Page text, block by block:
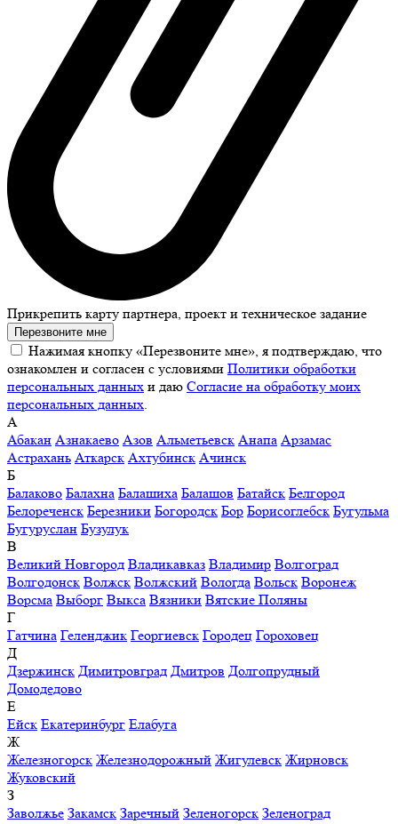
Прикрепить карту партнера, проект и техническое задание
Перезвоните мне
Нажимая кнопку «Перезвоните мне», я подтверждаю, что
ознакомлен и согласен с условиями Политики обработки
персональных данных и даю Согласие на обработку моих
персональных данных
А
Абакан Азнакаево Азов Альметьевск Анапа Арзамас
Астрахань Аткарск Ахтубинск Ачинск
Б
Балаково Балахна Балашиха Балашов Батайск Белгород
Белореченск Березники Богородск Бор Борисоглебск Бугульма
Бугуруслан Бузулук
В
Великий Новгород Владикавказ Владимир Волгоград
Волгодонск Волжск Волжский Вологда Вольск Воронеж
Ворсма Выборг Выкса Вязники Вятские Поляны
Г
Гатчина Геленджик Георгиевск Городец Гороховец
Д
Дзержинск Димитровград Дмитров Долгопрудный
Домодедово
Е
Ейск Екатеринбург Елабуга
Ж
Железногорск Железнодорожный Жигулевск Жирновск
Жуковский
З
Заволжье Закамск Заречный Зеленогорск Зеленоград